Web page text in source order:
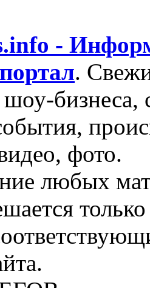
-
.
бизнеса,
фото.
любых